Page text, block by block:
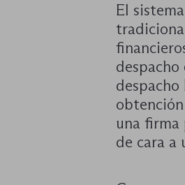
El
una firma
de cara a